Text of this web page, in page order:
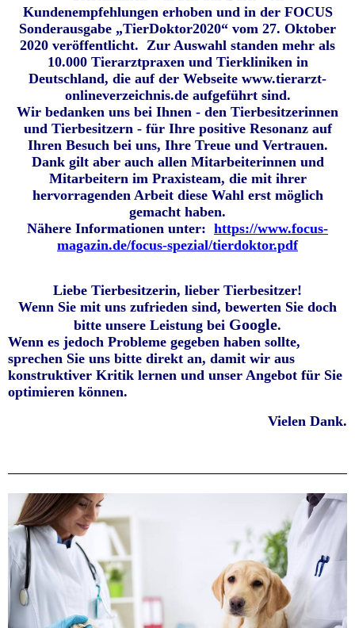
Kundenempfehlungen erhoben und in der FOCUS
Sonderausgabe „TierDoktor2020“ vom 27. Oktober
2020 veröffentlicht. Zur Auswahl standen mehr als
10.000 Tierarztpraxen und Tierkliniken in
Deutschland, die auf der Webseite www.tierarzt-
onlineverzeichnis.de aufgeführt sind.
Wir bedanken uns bei Ihnen - den Tierbesitzerinnen
und Tierbesitzern - für Ihre positive Resonanz auf
Ihren Besuch bei uns, Ihre Treue und Vertrauen.
Dank gilt aber auch allen Mitarbeiterinnen und
Mitarbeitern im Praxisteam, die mit ihrer
hervorragenden Arbeit diese Wahl erst möglich
gemacht haben.
Nähere Informationen unter: https://www.focus-
magazin.de/focus-spezial/tierdoktor.pdf
Liebe Tierbesitzerin, lieber Tierbesitzer!
Wenn Sie mit uns zufrieden sind, bewerten Sie doch
bitte unsere Leistung bei Google.
Wenn es jedoch Probleme gegeben haben sollte,
sprechen Sie uns bitte direkt an, damit wir aus
konstruktiver Kritik lernen und unser Angebot für Sie
optimieren können.
Vielen Dank.